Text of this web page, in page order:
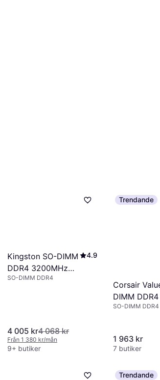
Kingston SO-DIMM
DDR4 3200MHz
32GB
4.9
SO-DIMM DDR4
4 005 kr4 068 kr
Från 1 380 kr/mån
9+ butiker
Trendande
Corsair
DIMM
2x8GB
SO-DIMM DDR4
1 963 kr
7 butiker
Trendande